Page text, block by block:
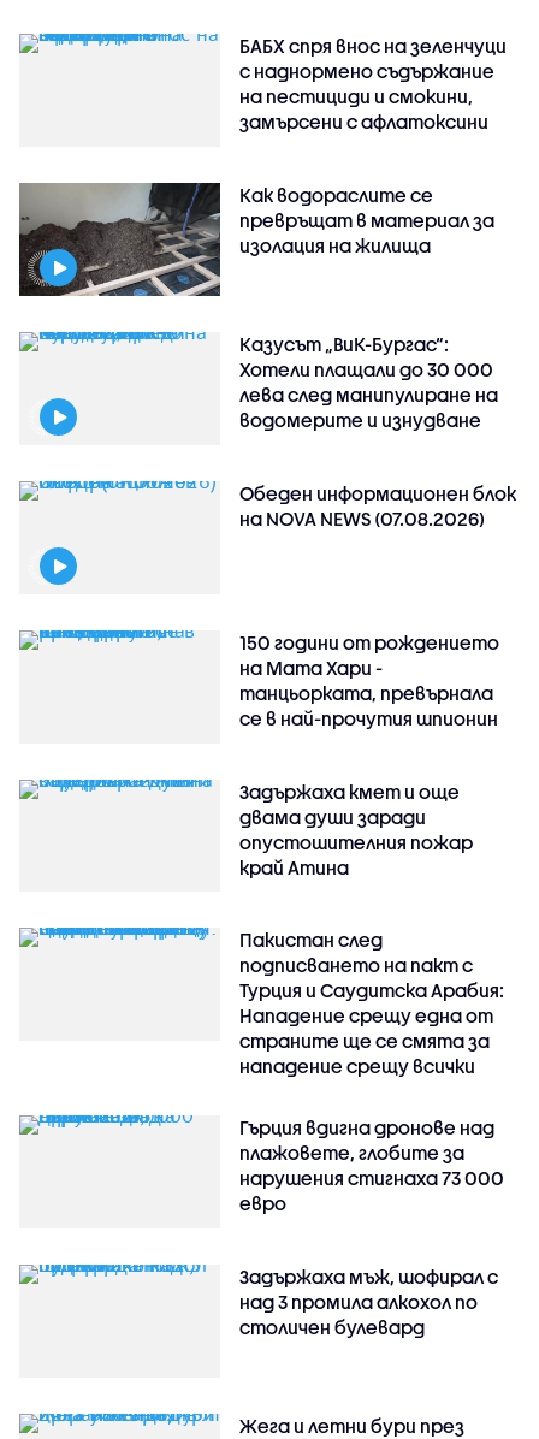
БАБХ спря внос на зеленчуци
с наднормено съдържание
на пестициди и смокини,
замърсени с афлатоксини
Как водораслите се
превръщат в материал за
изолация на жилища
Казусът „ВиК-Бургас“:
Хотели плащали до 30 000
лева след манипулиране на
водомерите и изнудване
Обеден информационен блок
на NOVA NEWS (07.08.2026)
150 години от рождението
на Мата Хари -
танцьорката, превърнала
се в най-прочутия шпионин
Задържаха кмет и още
двама души заради
опустошителния пожар
край Атина
Пакистан след
подписването на пакт с
Турция и Саудитска Арабия:
Нападение срещу една от
страните ще се смята за
нападение срещу всички
Гърция вдигна дронове над
плажовете, глобите за
нарушения стигнаха 73 000
евро
Задържаха мъж, шофирал с
над 3 промила алкохол по
столичен булевард
Жега и летни бури през